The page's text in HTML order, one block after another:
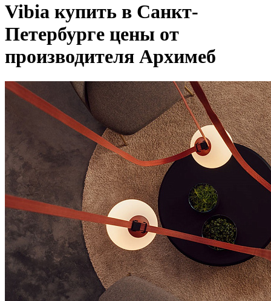
Vibia купить в Санкт-
Петербурге цены от
производителя Архимеб